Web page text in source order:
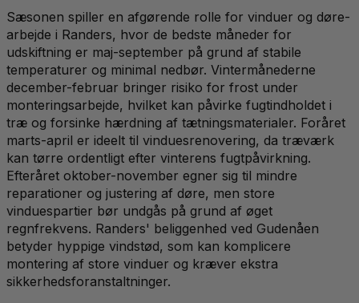
Sæsonen spiller en afgørende rolle for vinduer og døre-
arbejde i Randers, hvor de bedste måneder for
udskiftning er maj-september på grund af stabile
temperaturer og minimal nedbør. Vintermånederne
december-februar bringer risiko for frost under
monteringsarbejde, hvilket kan påvirke fugtindholdet i
træ og forsinke hærdning af tætningsmaterialer. Foråret
marts-april er ideelt til vinduesrenovering, da træværk
kan tørre ordentligt efter vinterens fugtpåvirkning.
Efteråret oktober-november egner sig til mindre
reparationer og justering af døre, men store
vinduespartier bør undgås på grund af øget
regnfrekvens. Randers' beliggenhed ved Gudenåen
betyder hyppige vindstød, som kan komplicere
montering af store vinduer og kræver ekstra
sikkerhedsforanstaltninger.